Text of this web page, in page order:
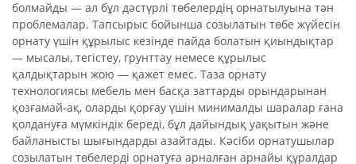
болмайды — ал бұл дәстүрлі төбелердің орнатылуына тән
проблемалар. Тапсырыс бойынша созылатын төбе жүйесін
орнату үшін құрылыс кезінде пайда болатын қиындықтар
— мысалы, тегістеу, грунттау немесе құрылыс
қалдықтарын жою — қажет емес. Таза орнату
технологиясы мебель мен басқа заттарды орындарынан
қозғамай-ақ, оларды қорғау үшін минималды шаралар ғана
қолдануға мүмкіндік береді, бұл дайындық уақытын және
байланысты шығындарды азайтады. Кәсіби орнатушылар
созылатын төбелерді орнатуға арналған арнайы құралдар